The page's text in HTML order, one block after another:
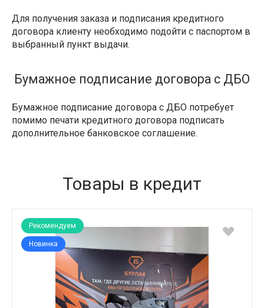
Для получения заказа и подписания кредитного
договора клиенту необходимо подойти с паспортом в
выбранный пункт выдачи.
Бумажное подписание договора с ДБО
Бумажное подписание договора с ДБО потребует
помимо печати кредитного договора подписать
дополнительное банковское соглашение.
Товары в кредит
Рекомендуем
Новинка